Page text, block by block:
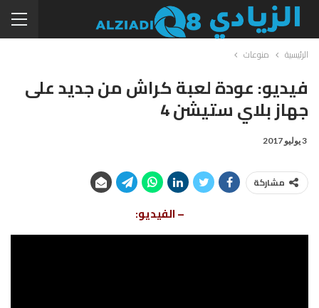
الرئيسية منوعات
فيديو: عودة لعبة كراش من جديد على
جهاز بلاي ستيشن 4
3 يوليو 2017
مشاركة
– الفيديو: